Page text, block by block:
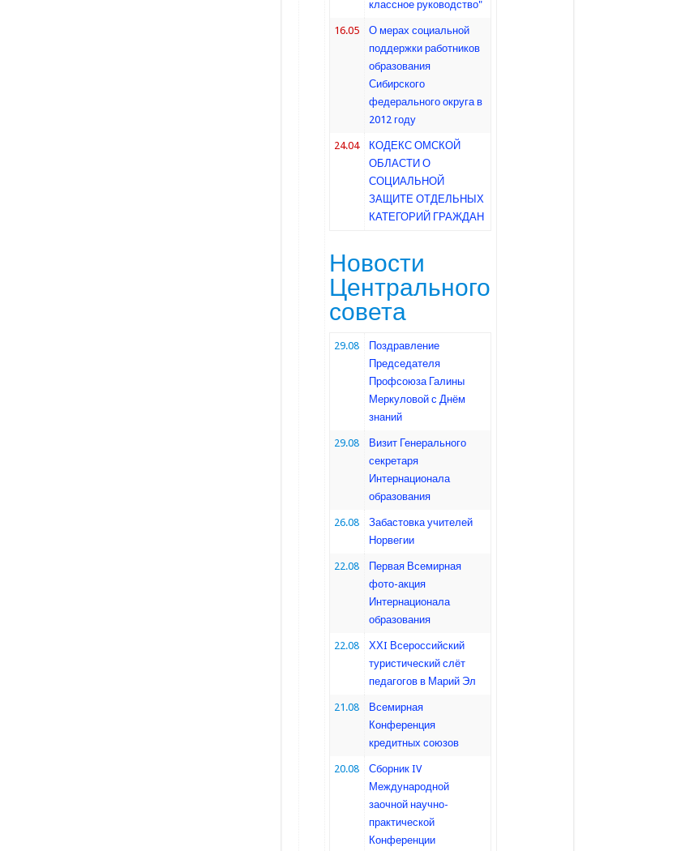
классное руководство"
16.05
О мерах социальной
поддержки работников
образования
Сибирского
федерального округа в
2012 году
24.04
КОДЕКС ОМСКОЙ
ОБЛАСТИ О
СОЦИАЛЬНОЙ
ЗАЩИТЕ ОТДЕЛЬНЫХ
КАТЕГОРИЙ ГРАЖДАН
Новости
Центрального
совета
29.08
Поздравление
Председателя
Профсоюза Галины
Меркуловой с Днём
знаний
29.08
Визит Генерального
секретаря
Интернационала
образования
26.08
Забастовка учителей
Норвегии
22.08
Первая Всемирная
фото-акция
Интернационала
образования
22.08
ХХI Всероссийский
туристический слёт
педагогов в Марий Эл
21.08
Всемирная
Конференция
кредитных союзов
20.08
Сборник IV
Международной
заочной научно-
практической
Конференции